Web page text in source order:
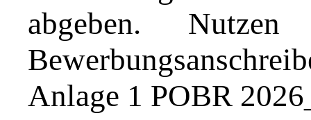
abgeben.
Anlage 1 POBR